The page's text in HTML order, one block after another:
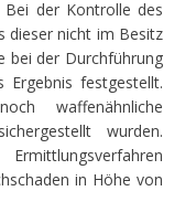
Bei der Kontrolle des
dieser nicht im Besitz
bei der Durchführung
Ergebnis festgestellt.
waffenähnliche
wurden.
in Höhe von